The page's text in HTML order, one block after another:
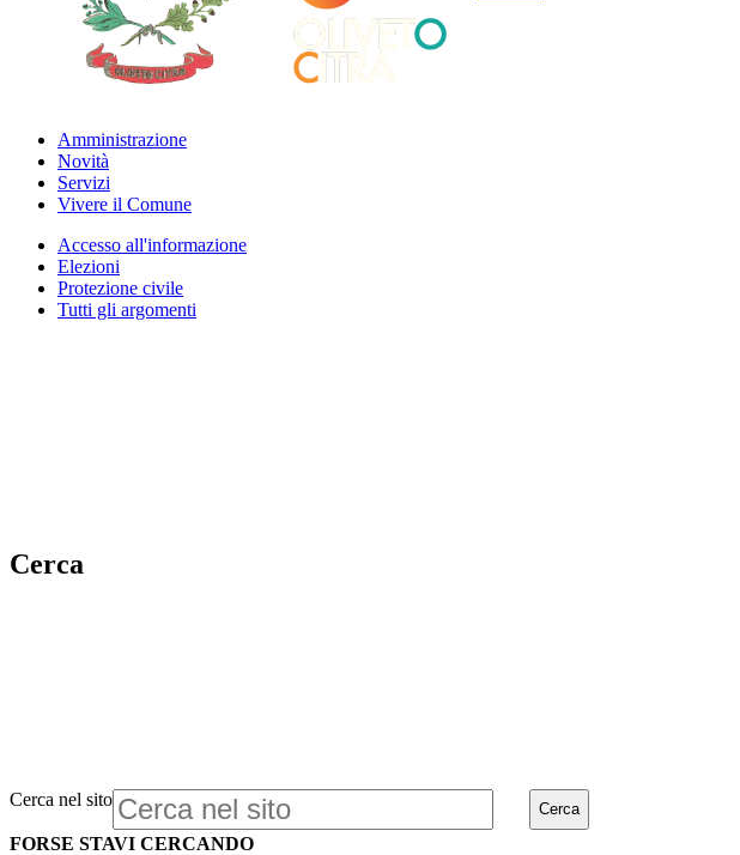
Amministrazione
Novità
Servizi
Vivere il Comune
Accesso all'informazione
Elezioni
Protezione civile
Tutti gli argomenti
Cerca
Cerca nel sito Cerca
FORSE STAVI CERCANDO